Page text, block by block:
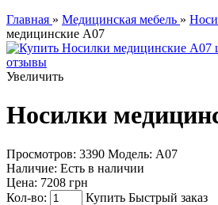
Главная » Медицинская мебель »
медицинские A07
Увеличить
Носилки
Просмотров: 3390 Модель: А07
Наличие: Есть в наличии
Цена: 7208 грн
Кол-во:
Купить Быстрый заказ